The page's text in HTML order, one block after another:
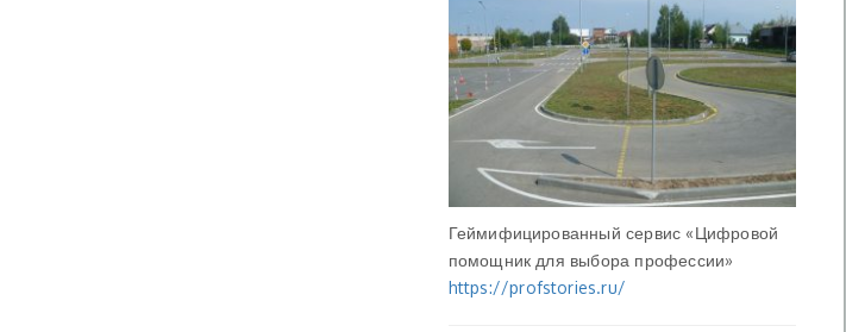
Геймифицированный сервис «Цифровой
помощник для выбора профессии»
https://profstories.ru/